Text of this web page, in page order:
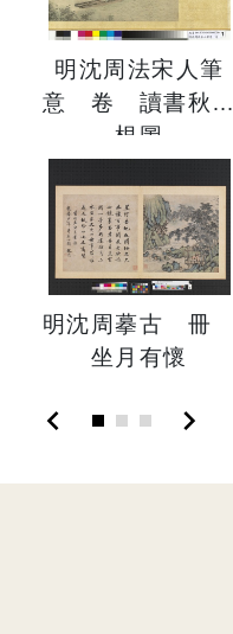
明沈周法宋人筆
意 卷 讀書秋樹
根圖
明沈周摹古 冊
坐月有懷
chevron_left chevron_right